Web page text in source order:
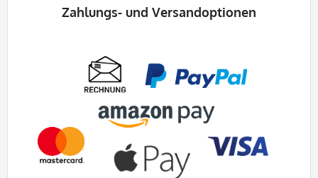
Zahlungs- und Versandoptionen